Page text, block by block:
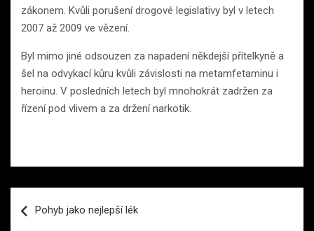
zákonem. Kvůli porušení drogové legislativy byl v letech
2007 až 2009 ve vězení.
Byl mimo jiné odsouzen za napadení někdejší přítelkyně a
šel na odvykací kůru kvůli závislosti na metamfetaminu i
heroinu. V posledních letech byl mnohokrát zadržen za
řízení pod vlivem a za držení narkotik.
proPohyb jako nejlepší lék